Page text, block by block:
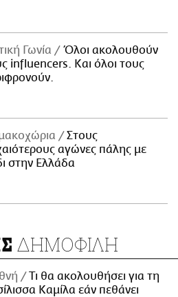
Γωνία
Όλοι ακολουθούν
influencers. Και όλοι τους
Στους
αγώνες πάλης με
στην Ελλάδα
ΔΗΜΟΦΙΛΗ
Τι θα ακολουθήσει για τη
Καμίλα εάν πεθάνει